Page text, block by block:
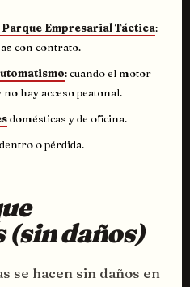
Empresarial Táctica:
con contrato.
: cuando el motor
hay acceso peatonal.
domésticas y de oficina.
o pérdida.
daños)
se hacen sin daños en